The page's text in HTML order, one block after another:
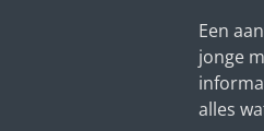
Een
jonge
alles